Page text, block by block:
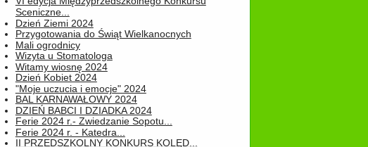
Sceniczne...
Dzień Ziemi 2024
Przygotowania do Świąt Wielkanocnych
Mali ogrodnicy
Wizyta u Stomatologa
Witamy wiosnę 2024
Dzień Kobiet 2024
"Moje uczucia i emocje" 2024
BAL KARNAWAŁOWY 2024
DZIEŃ BABCI I DZIADKA 2024
Ferie 2024 r.- Zwiedzanie Sopotu...
Ferie 2024 r. - Katedra...
II PRZEDSZKOLNY KONKURS KOLĘD...